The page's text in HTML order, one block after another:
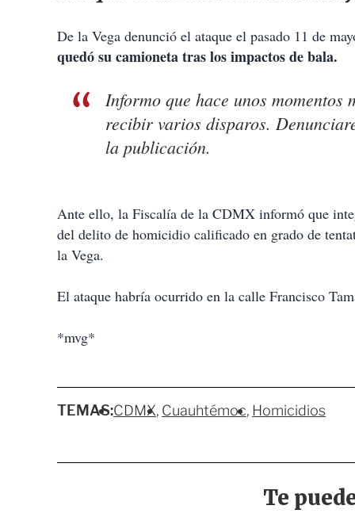
De la Vega denunció el ataque el pasado 11 de
quedó su camioneta tras los impactos de bala.
Informo que hace unos
recibir varios disparos.
la publicación.
Ante ello, la Fiscalía de la CDMX informó que
del delito de homicidio calificado en grado de
la Vega.
El ataque habría ocurrido en la calle Francisco
*mvg*
TEMAS:CDMX Cuauhtémoc Homicidios